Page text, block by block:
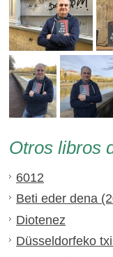
Otros libros
6012
Beti eder dena
Diotenez
Düsseldorfeko